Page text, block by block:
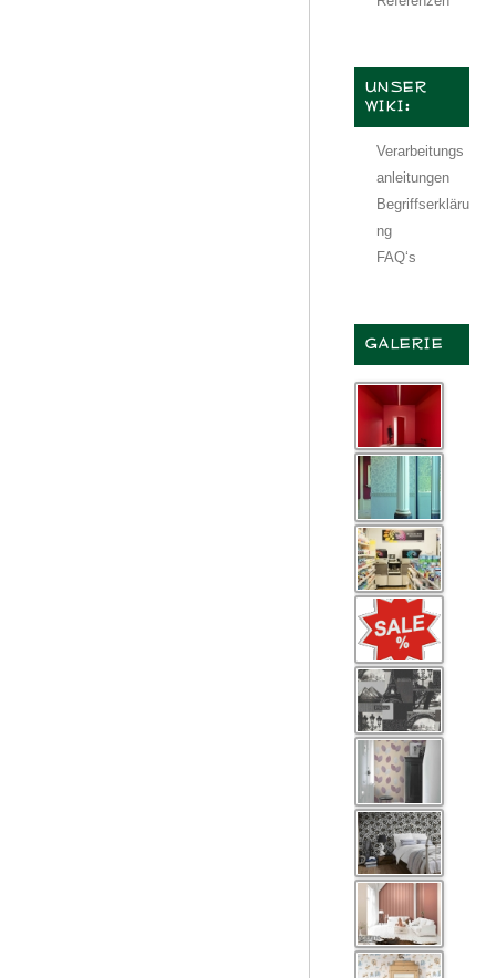
UNSER
WIKI:
Verarbeitungs
anleitungen
Begriffserkläru
ng
FAQ‘s
GALERIE